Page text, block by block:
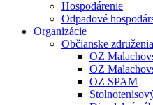
Hospodárenie
Odpadové
Organizácie
Občianske združenia
OZ
OZ
OZ SPAM